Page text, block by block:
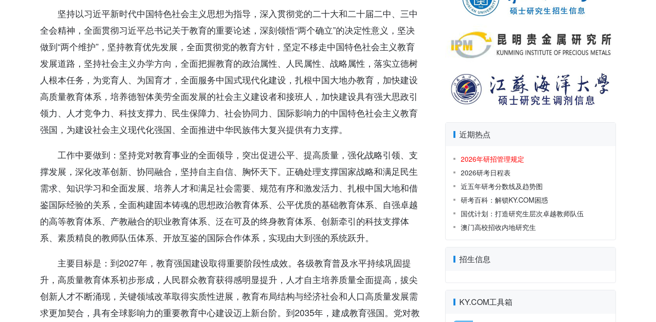
坚持以习近平新时代中国特色社会主义思想为指导，深入贯彻党的二十大和二十届二中、三中
全会精神，全面贯彻习近平总书记关于教育的重要论述，深刻领悟“两个确立”的决定性意义，坚决
做到“两个维护”，坚持教育优先发展，全面贯彻党的教育方针，坚定不移走中国特色社会主义教育
发展道路，坚持社会主义办学方向，全面把握教育的政治属性、人民属性、战略属性，落实立德树
人根本任务，为党育人、为国育才，全面服务中国式现代化建设，扎根中国大地办教育，加快建设
高质量教育体系，培养德智体美劳全面发展的社会主义建设者和接班人，加快建设具有强大思政引
领力、人才竞争力、科技支撑力、民生保障力、社会协同力、国际影响力的中国特色社会主义教育
强国，为建设社会主义现代化强国、全面推进中华民族伟大复兴提供有力支撑。
工作中要做到：坚持党对教育事业的全面领导，突出促进公平、提高质量，强化战略引领、支
撑发展，深化改革创新、协同融合，坚持自主自信、胸怀天下。正确处理支撑国家战略和满足民生
需求、知识学习和全面发展、培养人才和满足社会需要、规范有序和激发活力、扎根中国大地和借
鉴国际经验的关系，全面构建固本铸魂的思想政治教育体系、公平优质的基础教育体系、自强卓越
的高等教育体系、产教融合的职业教育体系、泛在可及的终身教育体系、创新牵引的科技支撑体
系、素质精良的教师队伍体系、开放互鉴的国际合作体系，实现由大到强的系统跃升。
主要目标是：到2027年，教育强国建设取得重要阶段性成效。各级教育普及水平持续巩固提
升，高质量教育体系初步形成，人民群众教育获得感明显提升，人才自主培养质量全面提高，拔尖
创新人才不断涌现，关键领域改革取得实质性进展，教育布局结构与经济社会和人口高质量发展需
求更加契合，具有全球影响力的重要教育中心建设迈上新台阶。到2035年，建成教育强国。党对教
近期热点
2026年研招管理规定
2026研考日程表
近五年研考分数线及趋势图
研考百科：解锁KY.COM困惑
国优计划：打造研究生层次卓越教师队伍
澳门高校招收内地研究生
招生信息
KY.COM工具箱